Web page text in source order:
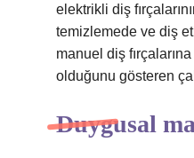
elektrikli diş
temizlemede ve diş
manuel diş
olduğunu gösteren
Duygusal